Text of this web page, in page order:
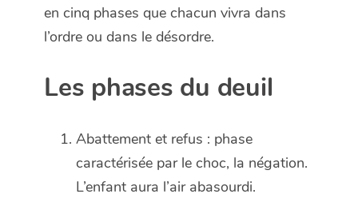
en cinq phases que chacun vivra dans
l’ordre ou dans le désordre.
Les phases du deuil
Abattement et refus : phase
caractérisée par le choc, la négation.
L’enfant aura l’air abasourdi.